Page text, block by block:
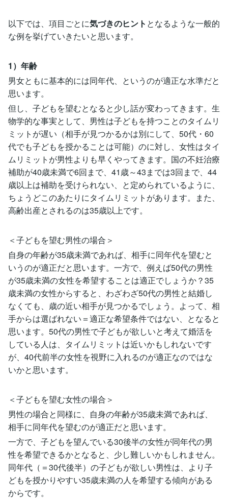
以下では、項目ごとに気づきのヒント となるような一般的
な例を挙げていきたいと思います。
1）年齢
男女ともに基本的には同年代、というのが適正な水準だと
思います。
但し、子どもを望むとなると少し話が変わってきます。生
物学的な事実として、男性は子どもを持つことのタイムリ
ミットが遅い（相手が見つかるかは別にして、50代・60
代でも子どもを授かることは可能）のに対し、女性はタイ
ムリミットが男性よりも早くやってきます。国の不妊治療
補助が40歳未満で6回まで、41歳～43までは3回まで、44
歳以上は補助を受けられない、と定められているように、
ちょうどこのあたりにタイムリミットがあります。また、
高齢出産とされるのは35歳以上です。
＜子どもを望む男性の場合＞
自身の年齢が35歳未満であれば、相手に同年代を望むと
いうのが適正だと思います。一方で、例えば50代の男性
が35歳未満の女性を希望することは適正でしょうか？35
歳未満の女性からすると、わざわざ50代の男性と結婚し
なくても、歳の近い相手が見つかるでしょう。よって、相
手からは選ばれない＝適正な希望条件ではない、となると
思います。50代の男性で子どもが欲しいと考えて婚活を
している人は、タイムリミットは近いかもしれないです
が、40代前半の女性を視野に入れるのが適正なのではな
いかと思います。
＜子どもを望む女性の場合＞
男性の場合と同様に、自身の年齢が35歳未満であれば、
相手に同年代を望むのが適正だと思います。
一方で、子どもを望んでいる30後半の女性が同年代の男
性を希望できるかとなると、少し難しいかもしれません。
同年代（＝30代後半）の子どもが欲しい男性は、より子
どもを授かりやすい35歳未満の人を希望する傾向がある
からです。